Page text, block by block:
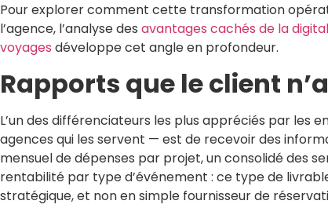
Pour explorer comment cette transformation
l’agence, l’analyse des avantages cachés de la
voyages développe cet angle en profondeur.
Rapports que le client
L’un des différenciateurs les plus appréciés par les
agences qui les servent — est de recevoir des
mensuel de dépenses par projet, un consolidé des
rentabilité par type d’événement : ce type de
stratégique, et non en simple fournisseur de